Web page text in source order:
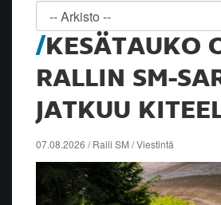
KESÄTAUKO
RALLIN SM-
JATKUU
07.08.2026 / Ralli SM / Viestintä